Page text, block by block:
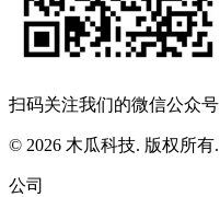
扫码关注我们的微信公众号
© 2026 木瓜科技. 版权所有.
公司